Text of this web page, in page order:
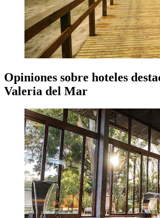
Opiniones sobre hoteles
Valeria del Mar